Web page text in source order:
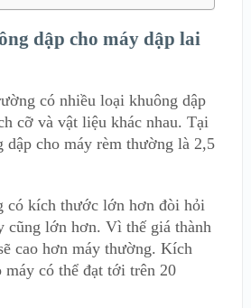
dập cho máy dập lai
có nhiều loại khuông dập
cỡ và vật liệu khác nhau. Tại
dập cho máy rèm thường là 2,5
có kích thước lớn hơn đòi hỏi
cũng lớn hơn. Vì thế giá thành
cao hơn máy thường. Kích
máy có thể đạt tới trên 20